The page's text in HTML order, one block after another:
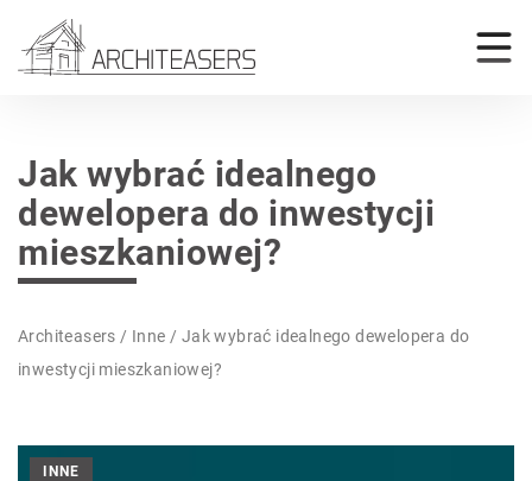
Jak wybrać idealnego
dewelopera do inwestycji
mieszkaniowej?
Architeasers / Inne / Jak wybrać idealnego dewelopera do
inwestycji mieszkaniowej?
INNE